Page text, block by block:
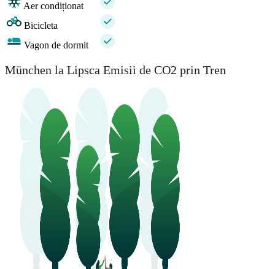
Aer condiționat
Bicicleta
Vagon de dormit
München la Lipsca Emisii de CO2 prin Tren